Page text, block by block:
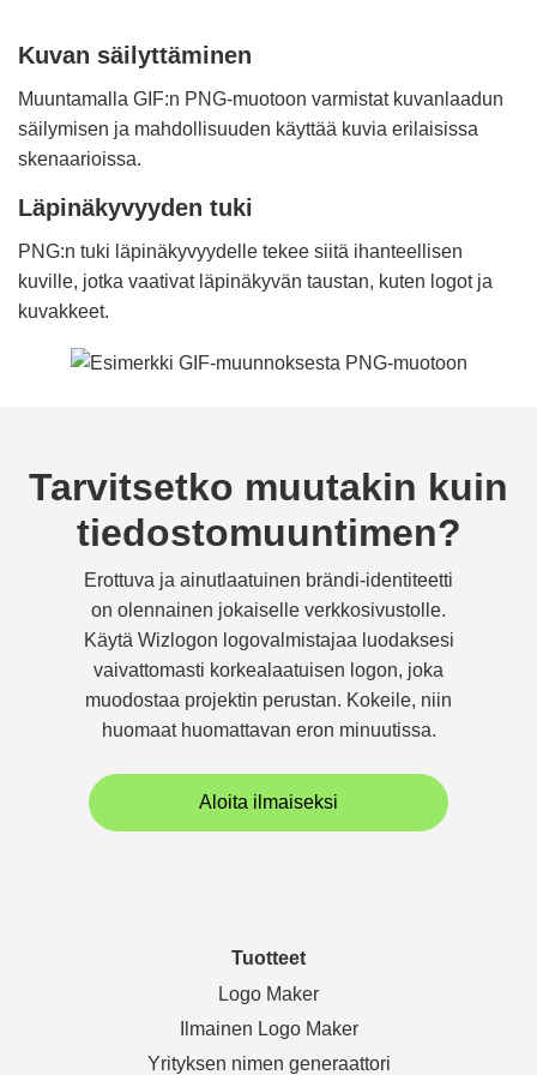
Kuvan säilyttäminen
Muuntamalla GIF:n PNG-muotoon varmistat kuvanlaadun
säilymisen ja mahdollisuuden käyttää kuvia erilaisissa
skenaarioissa.
Läpinäkyvyyden tuki
PNG:n tuki läpinäkyvyydelle tekee siitä ihanteellisen
kuville, jotka vaativat läpinäkyvän taustan, kuten logot ja
kuvakkeet.
Tarvitsetko muutakin kuin
tiedostomuuntimen?
Erottuva ja ainutlaatuinen brändi-identiteetti
on olennainen jokaiselle verkkosivustolle.
Käytä Wizlogon logovalmistajaa luodaksesi
vaivattomasti korkealaatuisen logon, joka
muodostaa projektin perustan. Kokeile, niin
huomaat huomattavan eron minuutissa.
Aloita ilmaiseksi
Tuotteet
Logo Maker
Ilmainen Logo Maker
Yrityksen nimen generaattori